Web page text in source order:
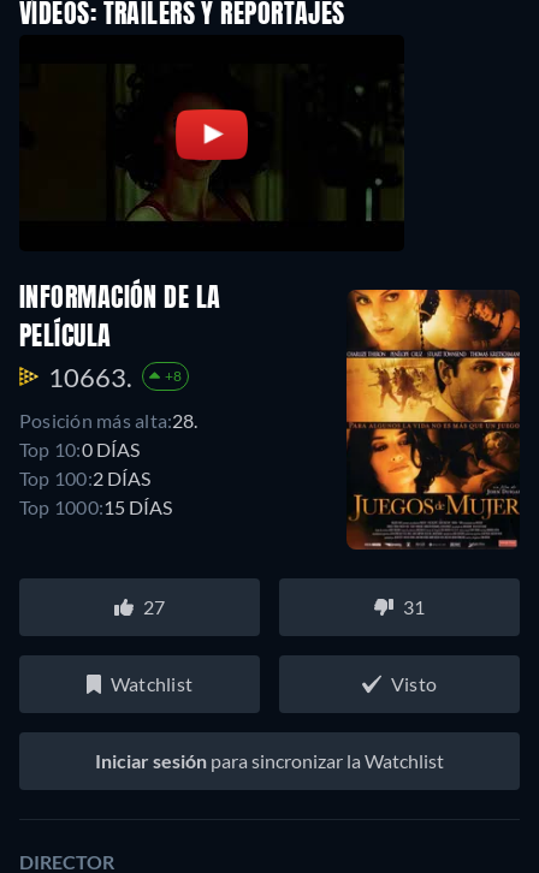
VÍDEOS: TRAILERS Y REPORTAJES
INFORMACIÓN DE LA
PELÍCULA
10663. +8
Posición más alta:28.
Top 10:0 DÍAS
Top 100:2 DÍAS
Top 1000:15 DÍAS
27 31
Watchlist Visto
Iniciar sesión para sincronizar la Watchlist
DIRECTOR